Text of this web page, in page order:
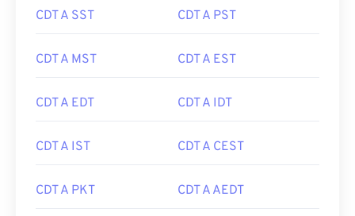
CDT A SST CDT A PST
CDT A MST CDT A EST
CDT A EDT CDT A IDT
CDT A IST CDT A CEST
CDT A PKT CDT A AEDT